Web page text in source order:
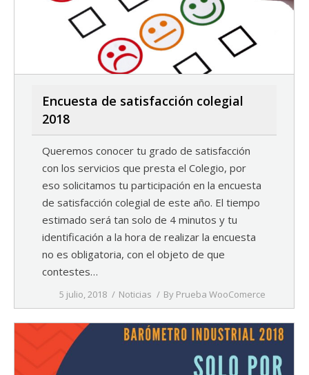
Encuesta de satisfacción colegial
2018
Queremos conocer tu grado de satisfacción
con los servicios que presta el Colegio, por
eso solicitamos tu participación en la encuesta
de satisfacción colegial de este año. El tiempo
estimado será tan solo de 4 minutos y tu
identificación a la hora de realizar la encuesta
no es obligatoria, con el objeto de que
contestes…
5 julio, 2018 Noticias By Prueba WooComerce